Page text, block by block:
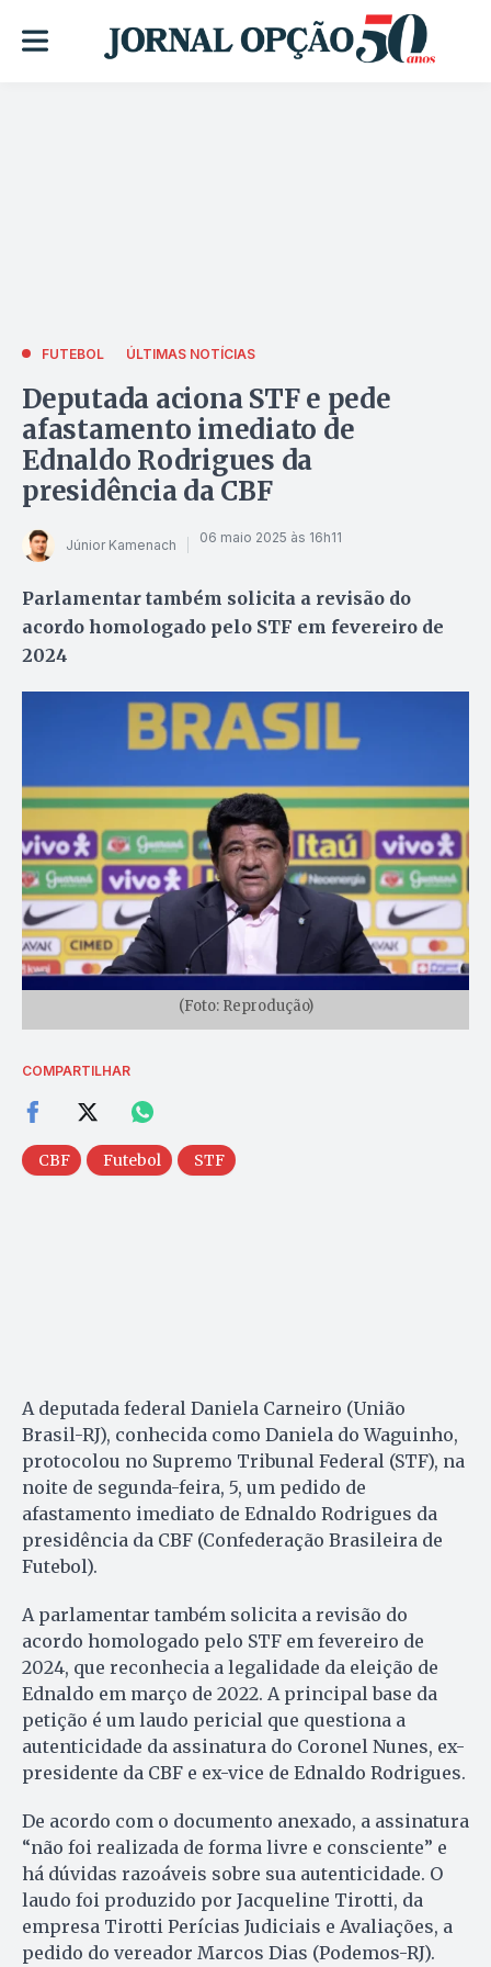
FUTEBOL ÚLTIMAS NOTÍCIAS
Deputada aciona STF e pede
afastamento imediato de
Ednaldo Rodrigues da
presidência da CBF
Júnior Kamenach 06 maio 2025 às 16h11
Parlamentar também solicita a revisão do
acordo homologado pelo STF em fevereiro de
2024
(Foto: Reprodução)
COMPARTILHAR
CBF Futebol STF
A deputada federal Daniela Carneiro (União
Brasil-RJ), conhecida como Daniela do Waguinho,
protocolou no Supremo Tribunal Federal (STF), na
noite de segunda-feira, 5, um pedido de
afastamento imediato de Ednaldo Rodrigues da
presidência da CBF (Confederação Brasileira de
Futebol).
A parlamentar também solicita a revisão do
acordo homologado pelo STF em fevereiro de
2024, que reconhecia a legalidade da eleição de
Ednaldo em março de 2022. A principal base da
petição é um laudo pericial que questiona a
autenticidade da assinatura do Coronel Nunes, ex-
presidente da CBF e ex-vice de Ednaldo Rodrigues.
De acordo com o documento anexado, a assinatura
“não foi realizada de forma livre e consciente” e
há dúvidas razoáveis sobre sua autenticidade. O
laudo foi produzido por Jacqueline Tirotti, da
empresa Tirotti Perícias Judiciais e Avaliações, a
pedido do vereador Marcos Dias (Podemos-RJ).